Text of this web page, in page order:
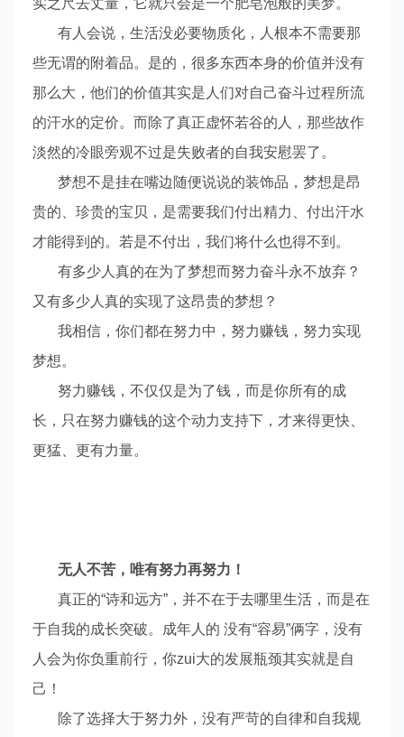
实之尺去丈量，它就只会是一个肥皂泡般的美梦。
有人会说，生活没必要物质化，人根本不需要那
些无谓的附着品。是的，很多东西本身的价值并没有
那么大，他们的价值其实是人们对自己奋斗过程所流
的汗水的定价。而除了真正虚怀若谷的人，那些故作
淡然的冷眼旁观不过是失败者的自我安慰罢了。
梦想不是挂在嘴边随便说说的装饰品，梦想是昂
贵的、珍贵的宝贝，是需要我们付出精力、付出汗水
才能得到的。若是不付出，我们将什么也得不到。
有多少人真的在为了梦想而努力奋斗永不放弃？
又有多少人真的实现了这昂贵的梦想？
我相信，你们都在努力中，努力赚钱，努力实现
梦想。
努力赚钱，不仅仅是为了钱，而是你所有的成
长，只在努力赚钱的这个动力支持下，才来得更快、
更猛、更有力量。
无人不苦，唯有努力再努力！
真正的“诗和远方”，并不在于去哪里生活，而是在
于自我的成长突破。成年人的 没有“容易”俩字，没有
人会为你负重前行，你zui大的发展瓶颈其实就是自
己！
除了选择大于努力外，没有严苛的自律和自我规